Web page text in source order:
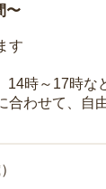
〜
す
14時～17時な
合わせて、自